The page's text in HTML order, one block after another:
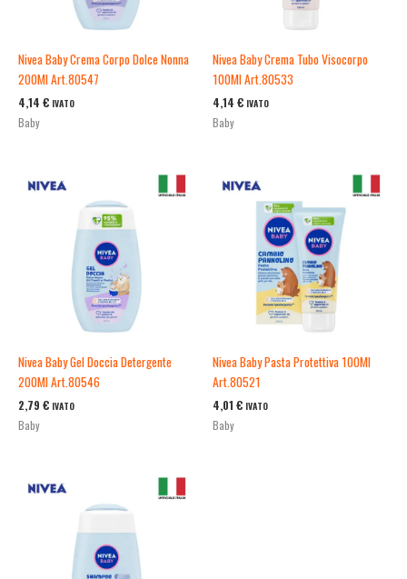
Nivea Baby Crema Corpo Dolce Nonna
200Ml Art.80547
4,14 € IVATO
Baby
Nivea Baby Crema Tubo Visocorpo
100Ml Art.80533
4,14 € IVATO
Baby
Nivea Baby Gel Doccia Detergente
200Ml Art.80546
2,79 € IVATO
Baby
Nivea Baby Pasta Protettiva 100Ml
Art.80521
4,01 € IVATO
Baby